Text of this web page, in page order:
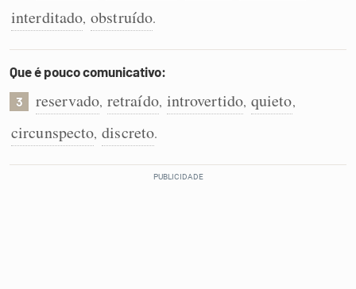
Dicionário
Sinônimos
interditado, obstruído.
Que é pouco comunicativo:
3 reservado, retraído, introvertido, quieto,
circunspecto, discreto.